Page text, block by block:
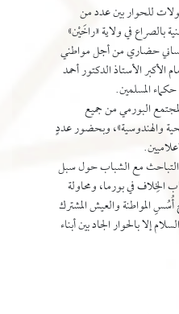
للحوار بين عدد من
بالصراع في ولاية «راخَيْن»
حضاري من أجل مواطني
الأكبر الأستاذ الدكتور أحمد
المسلمين.
البورمي من جميع
والهندوسية»، وبحضور عددٍ
التباحث مع الشباب حول سبل
الخِلاف في بورما، ومحاولة
المواطنة والعيش المشترك
إلا بالحوار الجاد بين أبناء